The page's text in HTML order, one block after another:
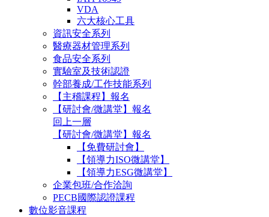
VDA
六大核心工具
資訊安全系列
醫療器材管理系列
食品安全系列
實驗室及技術認證
幹部養成/工作技能系列
【主稽課程】報名
【研討會/微講堂】報名
回上一層
【研討會/微講堂】報名
【免費研討會】
【領導力ISO微講堂】
【領導力ESG微講堂】
企業包班/合作洽詢
PECB國際認證課程
數位影音課程